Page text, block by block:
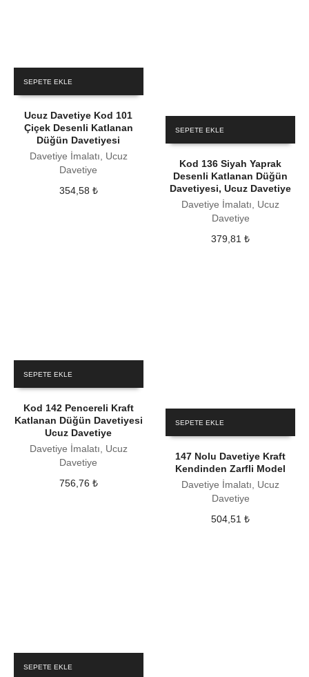
SEPETE EKLE
Ucuz Davetiye Kod 101
Çiçek Desenli Katlanan
Düğün Davetiyesi
Davetiye İmalatı, Ucuz
Davetiye
354,58 ₺
SEPETE EKLE
Kod 136 Siyah Yaprak
Desenli Katlanan Düğün
Davetiyesi, Ucuz Davetiye
Davetiye İmalatı, Ucuz
Davetiye
379,81₺
SEPETE EKLE
Kod 142 Pencereli Kraft
Katlanan Düğün Davetiyesi
Ucuz Davetiye
Davetiye İmalatı, Ucuz
Davetiye
756,76 ₺
SEPETE EKLE
147 Nolu Davetiye Kraft
Kendinden Zarfli Model
Davetiye İmalatı, Ucuz
Davetiye
504,51₺
SEPETE EKLE